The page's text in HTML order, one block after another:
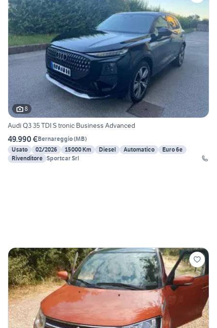
8
Audi Q3 35 TDI S tronic Business Advanced
49.990 €Bernareggio(MB)
Usato
02/2026 15000 Km Diesel Automatico
Euro 6e
Rivenditore Sportcar Srl